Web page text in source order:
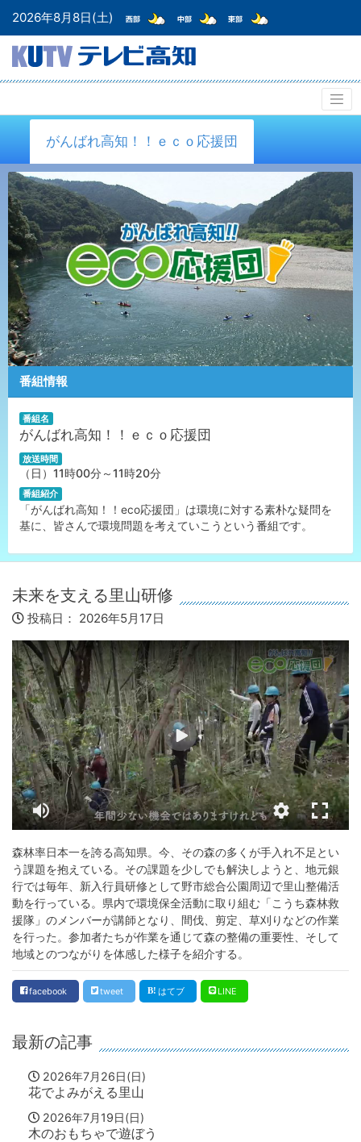
2026年8月8日(土)
がんばれ高知！！ｅｃｏ応援団
番組情報
番組名
がんばれ高知！！ｅｃｏ応援団
放送時間
（日）11時00分～11時20分
番組紹介
「がんばれ高知！！eco応援団」は環境に対する素朴な疑問を
基に、皆さんで環境問題を考えていこうという番組です。
未来を支える里山研修
投稿日： 2026年5月17日
森林率日本一を誇る高知県。今、その森の多くが手入れ不足とい
う課題を抱えている。その課題を少しでも解決しようと、地元銀
行では毎年、新入行員研修として野市総合公園周辺で里山整備活
動を行っている。県内で環境保全活動に取り組む「こうち森林救
援隊」のメンバーが講師となり、間伐、剪定、草刈りなどの作業
を行った。参加者たちが作業を通じて森の整備の重要性、そして
地域とのつながりを体感した様子を紹介する。
facebook tweet はてブ LINE
最新の記事
2026年7月26日(日)
花でよみがえる里山
2026年7月19日(日)
木のおもちゃで遊ぼう